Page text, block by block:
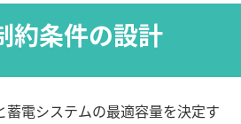
約条件の設計
蓄電システムの最適容量を決定す